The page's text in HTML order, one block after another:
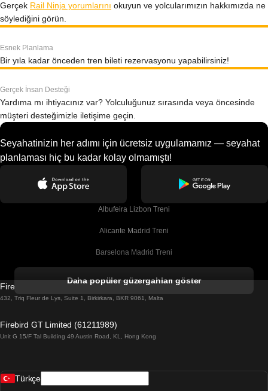
Gerçek Rail Ninja yorumlarını okuyun ve yolcularımızın hakkımızda ne
söylediğini görün.
Esnek Planlama
Bir yıla kadar önceden tren bileti rezervasyonu yapabilirsiniz!
Gerçek İnsan Desteği
Yardıma mı ihtiyacınız var? Yolculuğunuz sırasında veya öncesinde
müşteri desteğimizle iletişime geçin.
Seyahatinizin her adımı için ücretsiz uygulamamız — seyahat
planlaması hiç bu kadar kolay olmamıştı!
Albufeira Lizbon Treni
Alicante Madrid Treni
Barselona Madrid Treni
Barselona Sevilla Treni
Belfast Dublin Treni
Daha popüler güzergahları göster
Firebird GT Limited (OC 1451)
432, Triq Fleur de Lys, Suite 1, Birkirkara, BKR 9061, Malta
Firebird GT Limited (61211989)
Unit G 15/F Tal Building 49 Austin Road, KL, Hong Kong
Türkçe